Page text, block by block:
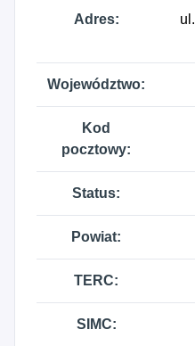
Adres:
Województwo:
Kod
pocztowy:
Status:
Powiat:
TERC:
SIMC: